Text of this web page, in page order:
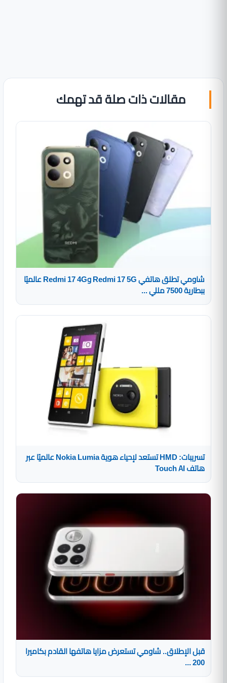
مقالات ذات صلة قد تهمك
شاومي تطلق هاتفي Redmi 17 5G وRedmi 17 4G عالميًا
ببطارية 7500 مللي ...
تسريبات: HMD تستعد لإحياء هوية Nokia Lumia عالميًا عبر
هاتف Touch AI
قبل الإطلاق.. شاومي تستعرض مزايا هاتفها القادم بكاميرا
200 ...